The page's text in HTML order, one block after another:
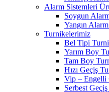
Alarm Sistemleri
Soygun
Yangın
Turnikelerimiz
Bel Tipi
Yarım Boy
Tam Boy
Hızı Geçiş
Vip – Engelli
Serbest